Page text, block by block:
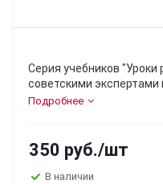
Серия учебников "Уроки
советскими экспертами
переизданных проектом
В учебниках даны
для организации уроков
способствующих
Подробнее
350 руб./шт
В наличии